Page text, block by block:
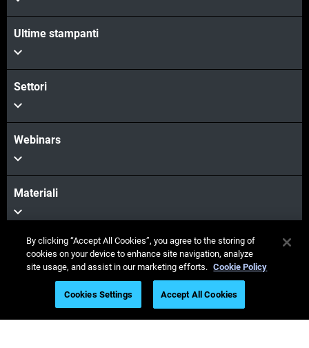
Ultime stampanti
Settori
Webinars
Materiali
Vendita & Supporto
La nostra azienda
By clicking “Accept All Cookies”, you agree to the storing of
cookies on your device to enhance site navigation, analyze
site usage, and assist in our marketing efforts. Cookie Policy
Cookies Settings Accept All Cookies